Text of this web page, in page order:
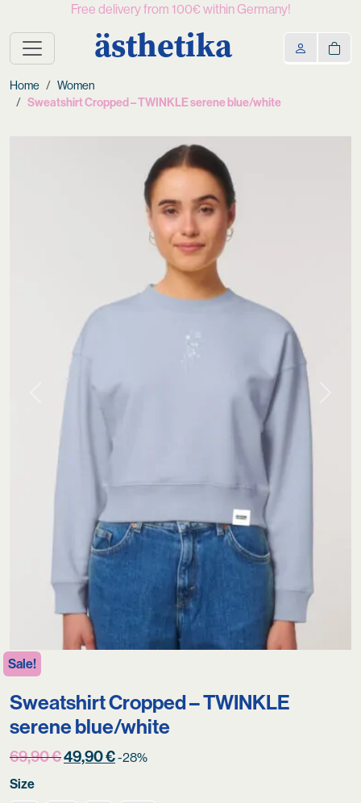
Free delivery from 100€ within Germany!
ästhetika
Home Women
Sweatshirt Cropped – TWINKLE serene blue/white
Sale!
Sweatshirt Cropped – TWINKLE
serene blue/white
69,90€Original
49,90€Current
-28%
Size